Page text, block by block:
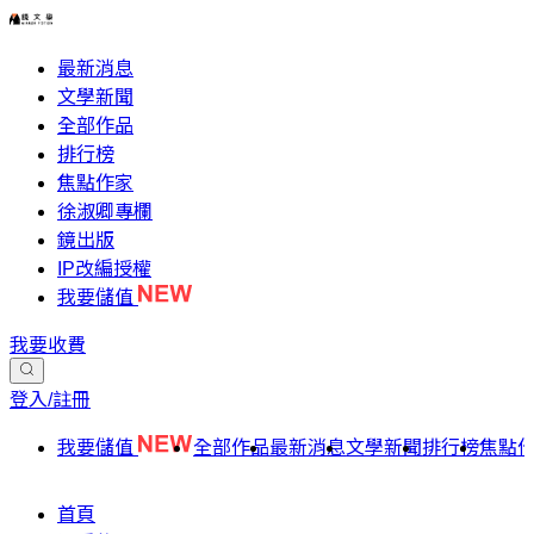
最新消息
文學新聞
全部作品
排行榜
焦點作家
徐淑卿專欄
鏡出版
IP改編授權
我要儲值
我要收費
登入/註冊
我要儲值 全部作品最新消息文學新聞排行榜焦點
首頁